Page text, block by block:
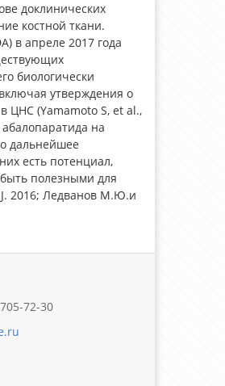
доклинических
костной ткани.
в апреле 2017 года
биологически
утверждения о
ЦНС (Yamamoto S, et al.,
на
дальнейшее
есть потенциал,
полезными для
2016; Ледванов М.Ю.и
72-30